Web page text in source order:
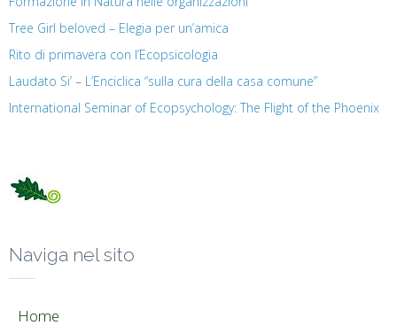
Tree Girl beloved – Elegia per un’amica
Rito di primavera con l’Ecopsicologia
Laudato Si’ – L’Enciclica “sulla cura della casa comune”
International Seminar of Ecopsychology: The Flight of the Phoenix
Naviga nel sito
Home